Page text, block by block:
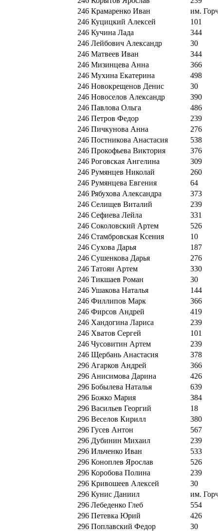
246 Крамаренко Иван
им.
246 Куцицкий Алексей
101
246 Кучина Лада
344
246 Лейбович Александр
30
246 Матвеев Иван
344
246 Мизинцева Анна
366
246 Мухина Екатерина
498
246 Новокрещенов Денис
30
246 Новоселов Александр
390
246 Павлова Ольга
486
246 Петров Федор
239
246 Пичкунова Анна
276
246 Постникова Анастасия
538
246 Прокофьева Виктория
376
246 Роговская Ангелина
309
246 Румянцев Николай
260
246 Румянцева Евгения
64
246 Рябухова Александра
373
246 Селищев Виталий
239
246 Сефиева Лейла
331
246 Соколовский Артем
526
246 Стамбровская Ксения
10
246 Сухова Дарья
187
246 Сушенкова Дарья
276
246 Татоян Артем
330
246 Тикшаев Роман
30
246 Ушакова Наталья
144
246 Филлипов Марк
366
246 Фирсов Андрей
419
246 Хандогина Лариса
239
246 Хватов Сергей
101
246 Чусовитин Артем
239
246 Щербань Анастасия
378
296 Агарков Андрей
366
296 Анисимова Дарина
426
296 Бобылева Наталья
639
296 Божко Мария
384
296 Васильев Георгий
18
296 Веселов Кирилл
380
296 Гусев Антон
567
296 Дубинин Михаил
239
296 Ильченко Иван
533
296 Коноплев Ярослав
526
296 Коробова Полина
239
296 Кривошеев Алексей
30
296 Кунис Даниил
им.
296 Лебеденко Глеб
554
296 Петевка Юрий
426
296 Поплавский Федор
30